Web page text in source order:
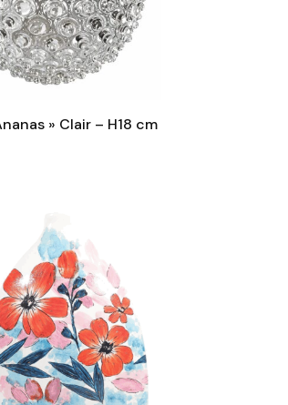
» Clair – H18 cm